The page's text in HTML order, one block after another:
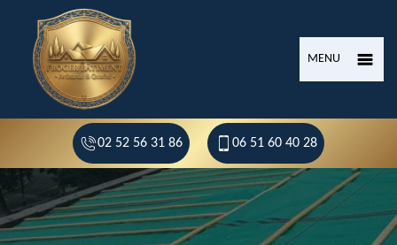
MENU
02 52 56 31 86 06 51 60 40 28